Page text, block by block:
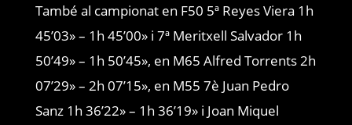
També al campionat en F50 5ª Reyes Viera 1h
45’03» – 1h 45’00» i 7ª Meritxell Salvador 1h
50’49» – 1h 50’45», en M65 Alfred Torrents 2h
07’29» – 2h 07’15», en M55 7è Juan Pedro
Sanz 1h 36’22» – 1h 36’19» i Joan Miquel